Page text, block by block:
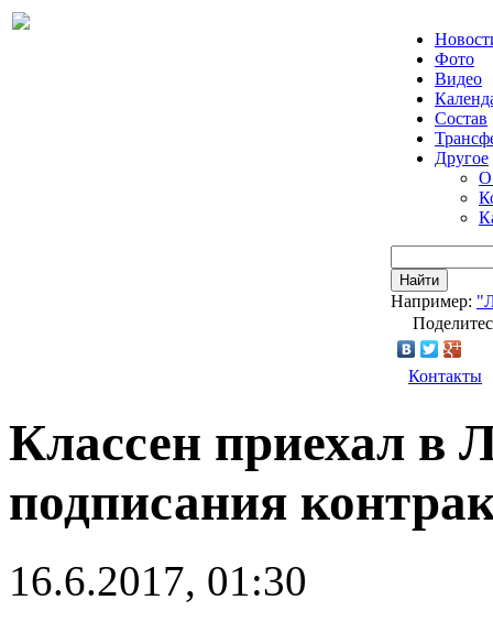
Фото
Видео
Состав
Другое
О
Найти
Например:
Контакты
Классен приехал в
подписания
16.6.2017, 01:30